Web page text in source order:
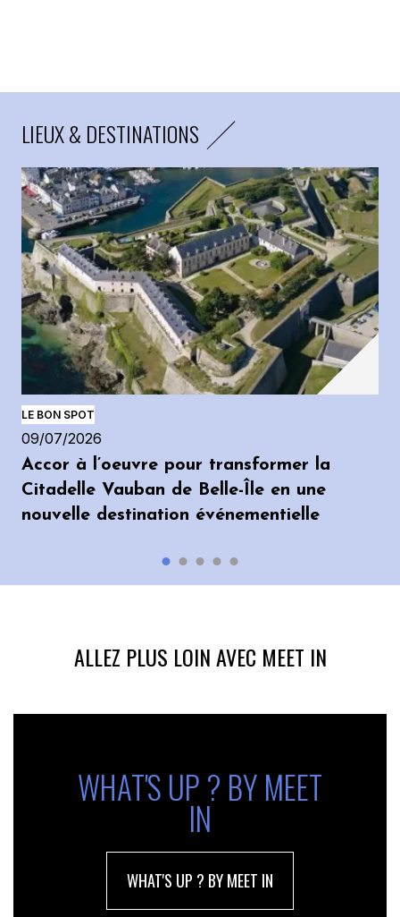
LIEUX & DESTINATIONS
LE BON SPOT
09/07/2026
Accor à l’oeuvre pour transformer la
Citadelle Vauban de Belle-Île en une
nouvelle destination événementielle
ALLEZ PLUS LOIN AVEC MEET IN
WHAT'S UP ? BY MEET
IN
WHAT'S UP ? BY MEET IN